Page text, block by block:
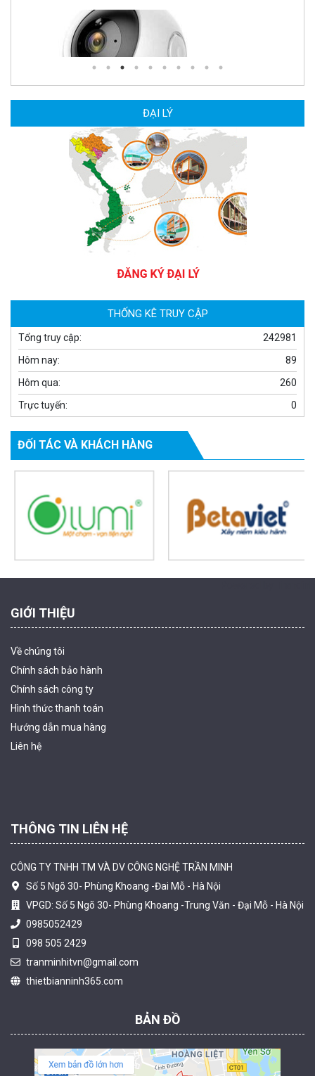
Camera Wifi thông minh EZVIZ H6c Pro 3M 2K Tặng thẻ 64G
MUA NGAY
1.939.000 đ 1.080.000 đ
2.060.000 đ
Camera tích hợp đầu báo nhiệt 2MP Hikfire HF-VH 221
1.679.000 đ
ĐẠI LÝ
THỐNG KÊ TRUY CẬP
242981
Tổng truy cập:
89
Hôm nay:
260
Hôm qua:
0
Trực tuyến:
ĐỐI TÁC VÀ KHÁCH HÀNG
GIỚI THIỆU
Về chúng tôi
Chính sách bảo hành
Chính sách công ty
Hình thức thanh toán
Hướng dẫn mua hàng
Liên hệ
THÔNG TIN LIÊN HỆ
CÔNG TY TNHH TM VÀ DV CÔNG NGHỆ TRẦN MINH
Số 5 Ngõ 30- Phùng Khoang -Đai Mỗ - Hà Nội
VPGD: Số 5 Ngõ 30- Phùng Khoang -Trung Văn - Đại Mỗ - Hà Nội
0985052429
098 505 2429
tranminhitvn@gmail.com
thietbianninh365.com
BẢN ĐỒ